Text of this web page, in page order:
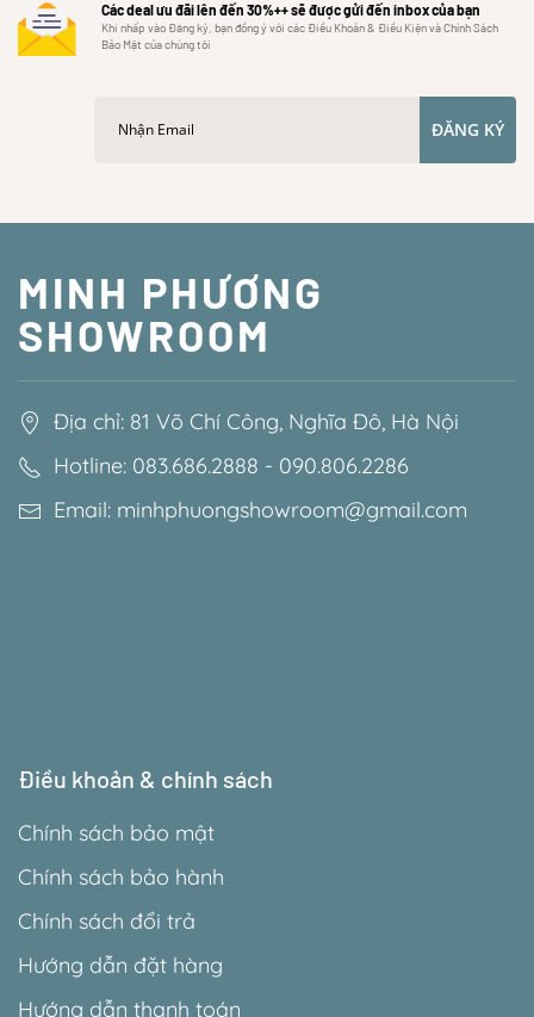
Các deal ưu đãi lên đến 30%++ sẽ được gửi đến inbox của bạn
Khi nhấp vào Đăng ký, bạn đồng ý với các Điều Khoản & Điều Kiện và Chính Sách
Bảo Mật của chúng tôi
ĐĂNG KÝ
MINH PHƯƠNG
SHOWROOM
Địa chỉ: 81 Võ Chí Công, Nghĩa Đô, Hà Nội
Hotline: 083.686.2888 - 090.806.2286
Email: minhphuongshowroom@gmail.com
Điều khoản & chính sách
Chính sách bảo mật
Chính sách bảo hành
Chính sách đổi trả
Hướng dẫn đặt hàng
Hướng dẫn thanh toán